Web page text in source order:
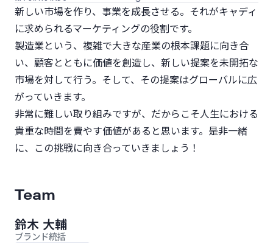
新しい市場を作り、事業を成長させる。それがキャディ
に求められるマーケティングの役割です。
製造業という、複雑で大きな産業の根本課題に向き合
い、顧客とともに価値を創造し、新しい提案を未開拓な
市場を対して行う。そして、その提案はグローバルに広
がっていきます。
非常に難しい取り組みですが、だからこそ人生における
貴重な時間を費やす価値があると思います。是非一緒
に、この挑戦に向き合っていきましょう！
Team
鈴木 大輔
ブランド統括